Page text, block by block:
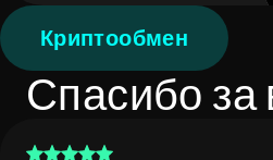
Криптообмен
Спасибо